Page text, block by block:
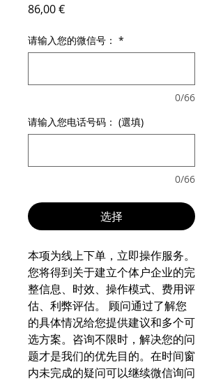
86,00 €價格
请输入您的微信号： *
0/66
请输入您电话号码： (選填)
0/66
选择
本项为线上下单，立即操作服务。
您将得到关于建立个体户企业的完
整信息、时效、操作模式、费用评
估、利弊评估。 顾问通过了解您
的具体情况给您提供建议和多个可
选方案。咨询不限时，解决您的问
题才是我们的优先目的。在时间窗
内未完成的疑问可以继续微信询问